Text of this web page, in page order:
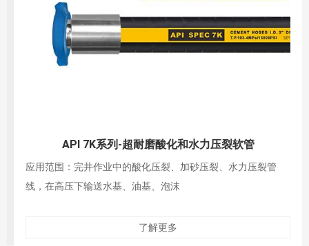
API 7K系列-高压泥浆软管
应用范围：作为固井管汇的柔性连接件，在高压下输送水基泥
浆、油基泥浆等
了解更多